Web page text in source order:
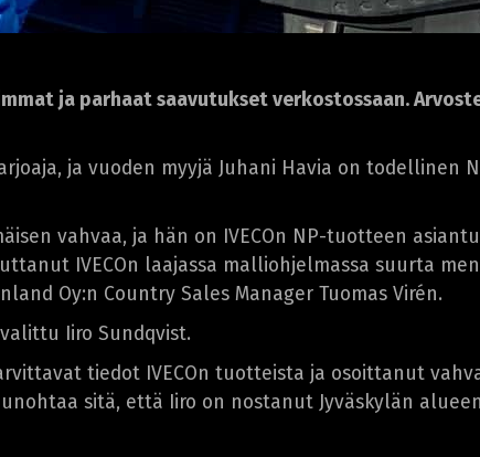
ja parhaat saavutukset verkostossaan.
ja vuoden myyjä Juhani Havia on todellinen
vahvaa, ja hän on IVECOn NP-tuotteen
IVECOn laajassa malliohjelmassa suurta
Oy:n Country Sales Manager Tuomas Virén.
Iiro Sundqvist.
tiedot IVECOn tuotteista ja osoittanut
sitä, että Iiro on nostanut Jyväskylän